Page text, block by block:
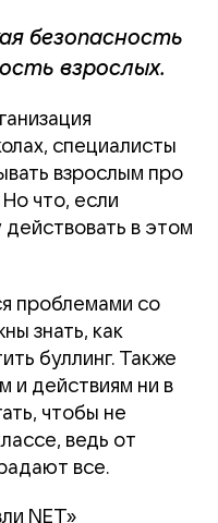
безопасность
взрослых.
специалисты
взрослым про
Но что, если
действовать в этом
проблемами со
знать, как
буллинг. Также
и действиям ни в
чтобы не
ведь от
все.
NET»